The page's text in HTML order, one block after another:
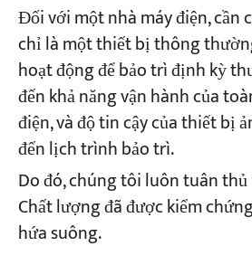
Đối với một nhà máy điện, cần
chỉ là một thiết bị thông
hoạt động để bảo trì định kỳ
đến khả năng vận hành của
điện, và độ tin cậy của thiết bị
đến lịch trình bảo trì.
Do đó, chúng tôi luôn tuân
Chất lượng đã được kiểm
hứa suông.